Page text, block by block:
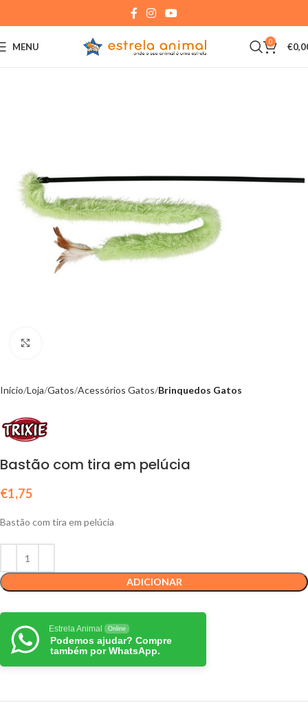
MENU 0 €
Início Loja Gatos Acessórios Gatos Brinquedos Gatos
Bastão com tira em pelúcia
€1,75
Bastão com tira em pelúcia
ADICIONAR
Estrela Animal Online
Podemos ajudar? Compre
também por WhatsApp.